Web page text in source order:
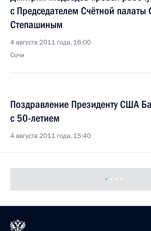
с Председателем Счётной палаты
Степашиным
4 августа 2011 года, 16:00
Сочи
Поздравление Президенту США
с 50-летием
4 августа 2011 года, 15:40